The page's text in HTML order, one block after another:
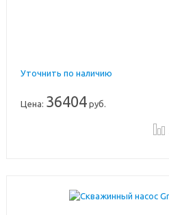
Уточнить по наличию
Цена: 36404руб.